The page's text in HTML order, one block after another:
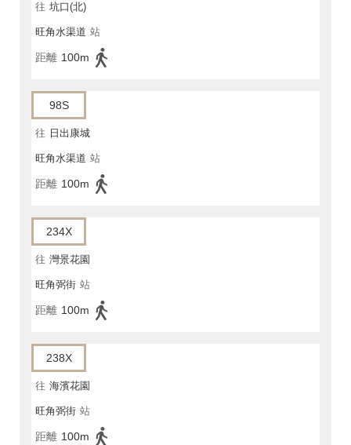
往 坑口(北)
旺角水渠道 站
距離 100m
98S
往 日出康城
旺角水渠道 站
距離 100m
234X
往 灣景花園
旺角弼街 站
距離 100m
238X
往 海濱花園
旺角弼街 站
距離 100m